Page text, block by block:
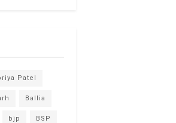
Patel
Ballia
bjp BSP